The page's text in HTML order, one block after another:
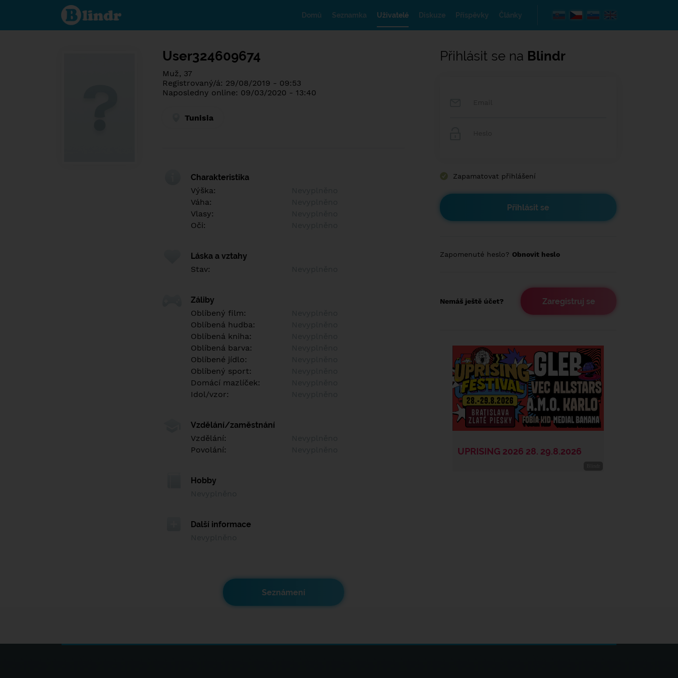
Poznej co je
pod maskou.
Seznamovací
Domů Seznamka Uživatelé Diskuze Příspěvky Články
User324609674
Muž, 37
Registrovaný/á: 29/08/2019 - 09:53
Naposledny online: 09/03/2020 - 13:40
Tunisia
Charakteristika
Výška:
Váha:
Vlasy:
Oči:
Láska a vztahy
Stav:
Záliby
Oblíbený film:
Oblíbená hudba:
Oblíbená kniha:
Oblíbená barva:
Oblíbené jídlo:
Oblíbený sport:
Domácí mazlíček:
Idol/vzor:
Vzdělání/zaměstnání
Vzdělání:
Povolání:
Hobby
Další informace
Seznámení
Přihlásit se na Blindr
Zapamatovat přihlášení
Zapomenuté heslo? Obnovit heslo
Nemáš ještě účet? Zaregistruj se